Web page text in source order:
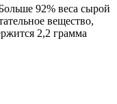
92% веса сырой
вещество,
2,2 грамма